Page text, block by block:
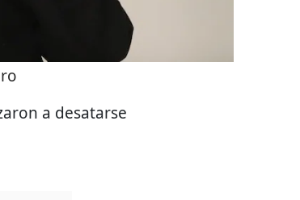
a desatarse